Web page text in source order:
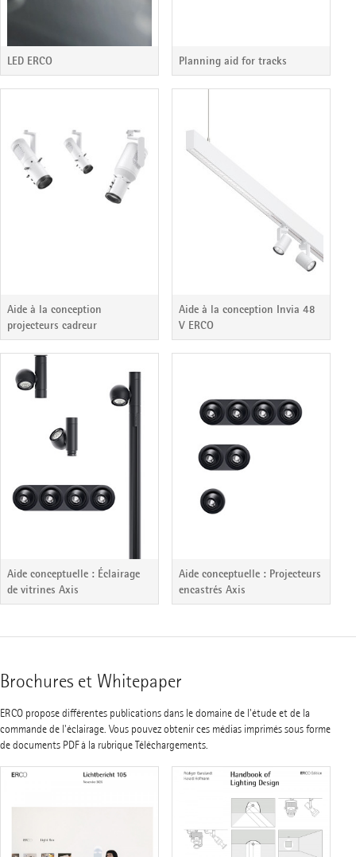
LED ERCO Planning aid for tracks
Aide à la conception
projecteurs cadreur
Aide à la conception Invia 48
V ERCO
Aide conceptuelle : Éclairage
de vitrines Axis
Aide conceptuelle : Projecteurs
encastrés Axis
Brochures et Whitepaper
ERCO propose différentes publications dans le domaine de l'étude et de la
commande de l'éclairage. Vous pouvez obtenir ces médias imprimés sous forme
de documents PDF à la rubrique Téléchargements.